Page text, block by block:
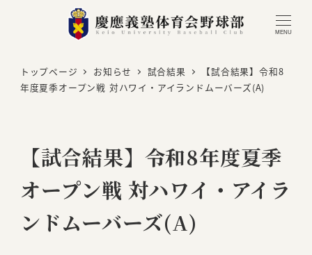
MENU
トップページ お知らせ 試合結果
【試合結果】令和8
年度夏季オープン戦 対ハワイ・アイランドムーバーズ(A)
【試合結果】令和8年度夏季
オープン戦 対ハワイ・アイラ
ンドムーバーズ(A)